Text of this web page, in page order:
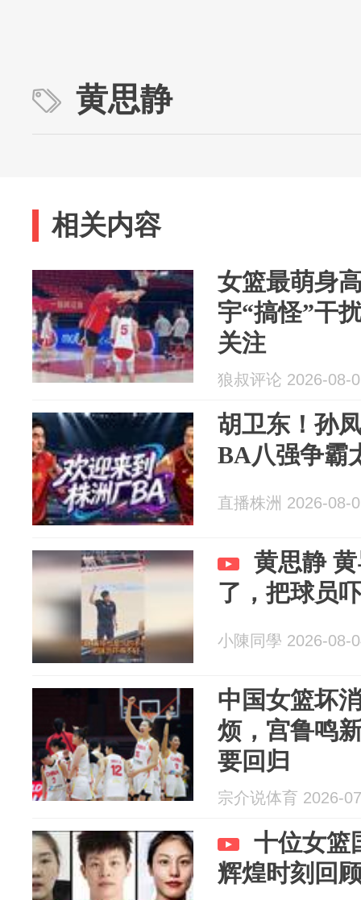
黄思静
相关内容
女篮最萌身
宇“搞怪”干
关注
狼叔评论 2026-08-
胡卫东！孙
BA八强争霸
直播株洲 2026-08-
黄思静
了，把球员
小陳同學 2026-08-
中国女篮坏
烦，宫鲁鸣
要回归
宗介说体育 2026-
十位女篮
辉煌时刻回